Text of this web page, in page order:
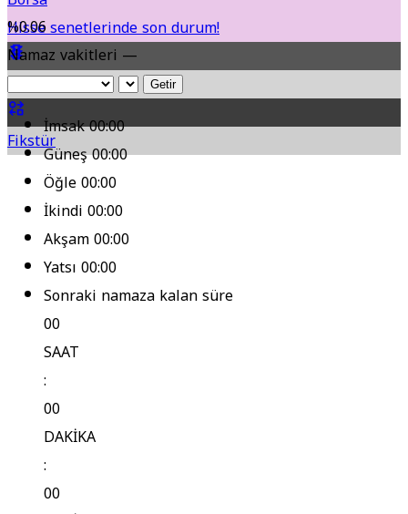
Hisse senetlerinde son durum!
Yol Durumu
Fikstür
%0.06
Namaz vakitleri —
Getir
İmsak00:00
Güneş00:00
Öğle00:00
İkindi00:00
Akşam00:00
Yatsı00:00
Sonraki namaza kalan süre
00
SAAT
:
00
DAKİKA
:
00